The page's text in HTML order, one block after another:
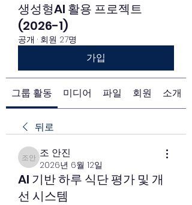
생성형AI 활용 프로젝트
(2026-1)
공개 · 회원 27명
가입
그룹 활동 미디어 파일 회원 소개
뒤로
조 안진
조 안진
2026년 6월 12일
AI 기반 하루 식단 평가 및 개
선 시스템